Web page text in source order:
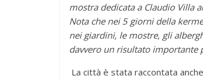
mostra dedicata a Claudio Villa
Nota che nei 5 giorni della
nei giardini, le mostre, gli
davvero un risultato importante
La città è stata raccontata